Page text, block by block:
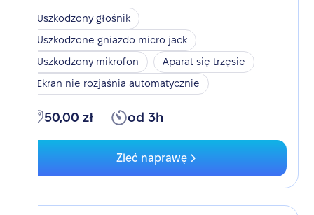
Uszkodzony głośnik
Uszkodzone gniazdo micro jack
Uszkodzony mikrofon
Aparat się trzęsie
Ekran nie rozjaśnia automatycznie
50,00 zł od 3h
Zleć naprawę